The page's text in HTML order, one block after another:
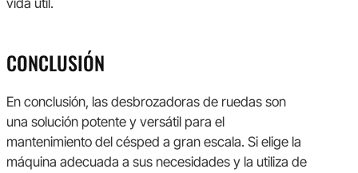
vida útil.
CONCLUSIÓN
En conclusión, las desbrozadoras de ruedas son
una solución potente y versátil para el
mantenimiento del césped a gran escala. Si elige la
máquina adecuada a sus necesidades y la utiliza de